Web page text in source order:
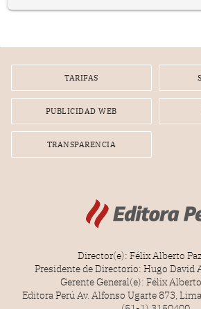
por la frustrada realización de un meet
TARIFAS
PUBLICIDAD WEB
TRANSPARENCIA
Director(e): Félix Alberto
Presidente de Directorio: Hugo David
Gerente General(e): Félix
Editora Perú Av. Alfonso Ugarte 873,